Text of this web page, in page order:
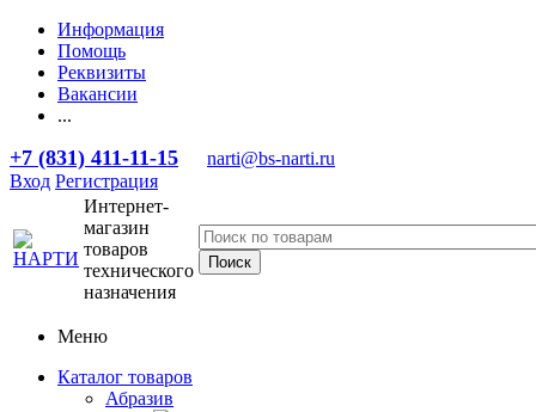
Информация
Помощь
Реквизиты
Вакансии
...
+7 (831) 411-11-15
narti@bs-narti.ru
Вход Регистрация
Интернет-
магазин
товаров
технического
назначения
Меню
Каталог товаров
Абразив